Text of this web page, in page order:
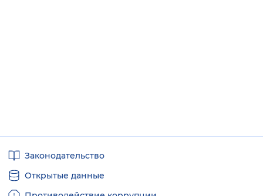
ссылкиЗаконодательство
Открытые данные